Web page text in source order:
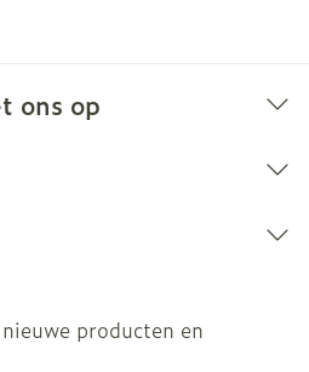
ons op
producten en